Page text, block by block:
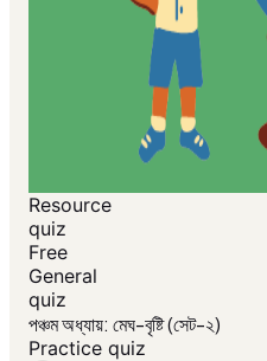
Resource
quiz
Free
General
quiz
পঞ্চম অধ্যায়: মেঘ-বৃষ্টি (সেট-২)
Practice quiz